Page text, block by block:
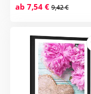
ab 7,54 € 9,42 €